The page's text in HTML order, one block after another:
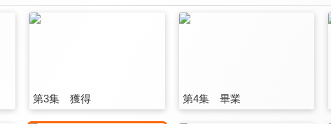
第3集 獲得 第4集 畢業